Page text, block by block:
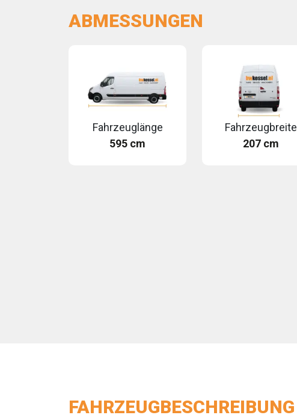
ABMESSUNGEN
Fahrzeuglänge
595 cm
Fahrzeugbreite
207 cm
FAHRZEUGBESCHREIBUNG